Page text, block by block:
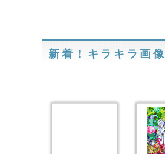
新着！キラキラ画像